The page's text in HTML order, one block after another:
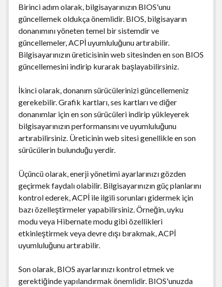
Birinci adım olarak, bilgisayarınızın BIOS'unu
güncellemek oldukça önemlidir. BIOS, bilgisayarın
donanımını yöneten temel bir sistemdir ve
güncellemeler, ACPİ uyumluluğunu artırabilir.
Bilgisayarınızın üreticisinin web sitesinden en son BIOS
güncellemesini indirip kurarak başlayabilirsiniz.
İkinci olarak, donanım sürücülerinizi güncellemeniz
gerekebilir. Grafik kartları, ses kartları ve diğer
donanımlar için en son sürücüleri indirip yükleyerek
bilgisayarınızın performansını ve uyumluluğunu
artırabilirsiniz. Üreticinin web sitesi genellikle en son
sürücülerin bulunduğu yerdir.
Üçüncü olarak, enerji yönetimi ayarlarınızı gözden
geçirmek faydalı olabilir. Bilgisayarınızın güç planlarını
kontrol ederek, ACPİ ile ilgili sorunları gidermek için
bazı özelleştirmeler yapabilirsiniz. Örneğin, uyku
modu veya Hibernate modu gibi özellikleri
etkinleştirmek veya devre dışı bırakmak, ACPİ
uyumluluğunu artırabilir.
Son olarak, BIOS ayarlarınızı kontrol etmek ve
gerektiğinde yapılandırmak önemlidir. BIOS'unuzda